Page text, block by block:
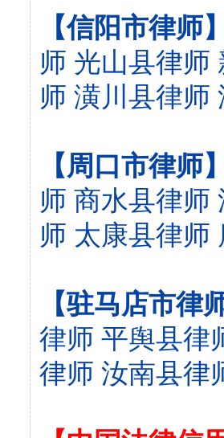
【信阳市律师
师 光山县律师
师 潢川县律师
【周口市律师
师 商水县律师
师 太康县律师
【驻马店市律
律师 平舆县律
律师 汝南县律